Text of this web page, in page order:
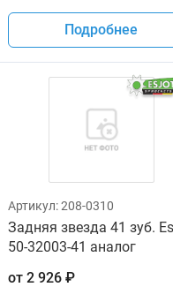
Подробнее
Артикул:208-0310
Задняя звезда 41 зуб.
50-32003-41 аналог
от 2 926₽